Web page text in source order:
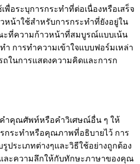
พื่อระบุการกระทําที่ต่อเนื่องหรือเสร็จ
น้าใช้สําหรับการกระทําที่ยังอยู่ใน
ะที่ความก้าวหน้าที่สมบูรณ์แบบเน้น
า การทําความเข้าใจแบบฟอร์มเหล่า
ถในการแสดงความคิดและการก
าคุณศัพท์หรือคําวิเศษณ์อื่น ๆ ให้
กระทําหรือคุณภาพที่อธิบายไว้ การ
ประเภทต่างๆและวิธีใช้อย่างถูกต้อง
ละความลึกให้กับทักษะภาษาของคุณ